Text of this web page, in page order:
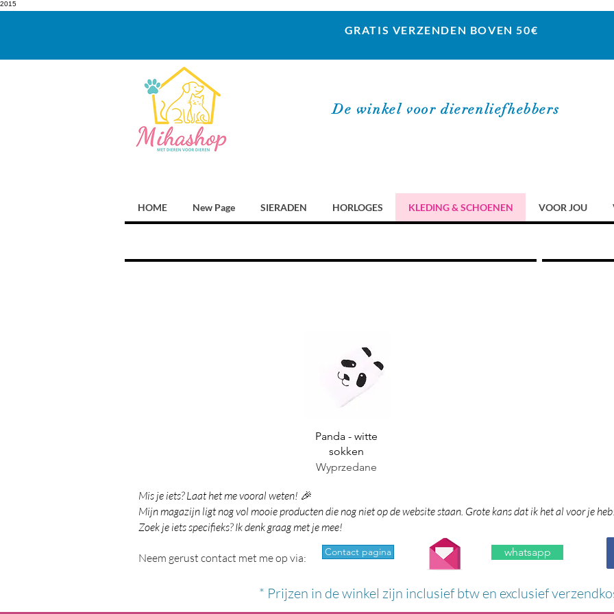
2015
GRATIS VERZENDEN BOVEN 50€
De winkel voor dierenliefhebbers
HOME New Page SIERADEN HORLOGES KLEDING & SCHOENEN VOOR JOU
Podgląd
Panda - witte
sokken
Wyprzedane
Mis je iets? Laat het me vooral weten! 🎉
Mijn magazijn ligt nog vol mooie producten die nog niet op de website staan. Grote kans dat ik het al voor je
Zoek je iets specifieks? Ik denk graag met je mee!
Neem gerust contact met me op via: Contact pagina whatsapp
* Prijzen in de winkel zijn inclusief btw en exclusief